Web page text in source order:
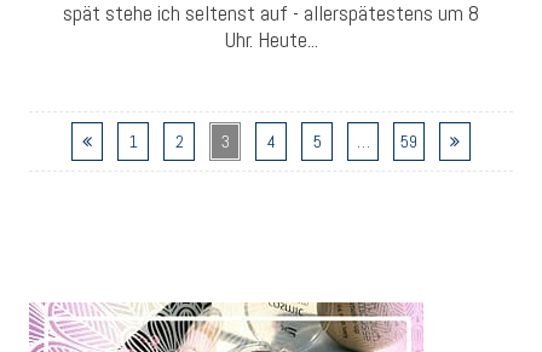
spät stehe ich seltenst auf - allerspätestens um 8
Uhr. Heute...
1 2 3 4 5 … 59